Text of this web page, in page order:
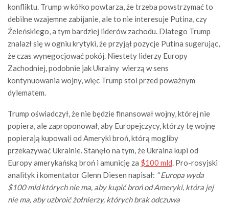
konfliktu. Trump w kółko powtarza, że trzeba powstrzymać to
debilne wzajemne zabijanie, ale to nie interesuje Putina, czy
Żeleńskiego, a tym bardziej liderów zachodu. Dlatego Trump
znalazł się w ogniu krytyki, że przyjął pozycje Putina sugerując,
że czas wynegocjować pokój. Niestety liderzy Europy
Zachodniej, podobnie jak Ukrainy wierzą w sens
kontynuowania wojny, więc Trump stoi przed poważnym
dylematem.
Trump oświadczył, że nie będzie finansował wojny, której nie
popiera, ale zaproponował, aby Europejczycy, którzy tę wojnę
popierają kupowali od Ameryki broń, którą mogliby
przekazywać Ukrainie. Stanęło na tym, że Ukraina kupi od
Europy amerykańską broń i amunicję za $100 mld. Pro-rosyjski
analityk i komentator Glenn Diesen napisał: “ Europa wyda
$100 mld których nie ma, aby kupić broń od Ameryki, która jej
nie ma, aby uzbroić żołnierzy, których brak odczuwa